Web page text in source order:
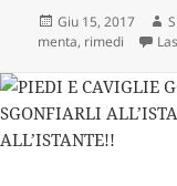
Scritto
il
Giu 15, 2017
menta, rimedi